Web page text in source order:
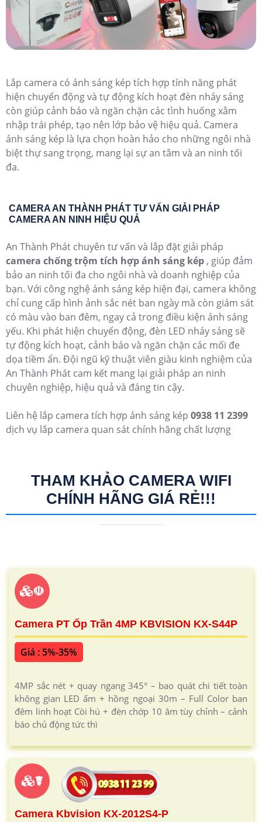
Lắp camera có ánh sáng kép tích hợp tính năng phát
hiện chuyển động và tự động kích hoạt đèn nháy sáng
còn giúp cảnh báo và ngăn chặn các tình huống xâm
nhập trái phép, tạo nên lớp bảo vệ hiệu quả. Camera
ánh sáng kép là lựa chọn hoàn hảo cho những ngôi nhà
biệt thự sang trọng, mang lại sự an tâm và an ninh tối
đa.
CAMERA AN THÀNH PHÁT TƯ VẤN GIẢI PHÁP
CAMERA AN NINH HIỆU QUẢ
An Thành Phát chuyên tư vấn và lắp đặt giải pháp
camera chống trộm tích hợp ánh sáng kép , giúp đảm
bảo an ninh tối đa cho ngôi nhà và doanh nghiệp của
bạn. Với công nghệ ánh sáng kép hiện đại, camera không
chỉ cung cấp hình ảnh sắc nét ban ngày mà còn giám sát
có màu vào ban đêm, ngay cả trong điều kiện ánh sáng
yếu. Khi phát hiện chuyển động, đèn LED nháy sáng sẽ
tự động kích hoạt, cảnh báo và ngăn chặn các mối đe
dọa tiềm ẩn. Đội ngũ kỹ thuật viên giàu kinh nghiệm của
An Thành Phát cam kết mang lại giải pháp an ninh
chuyên nghiệp, hiệu quả và đáng tin cậy.
Liên hệ lắp camera tích hợp ánh sáng kép 0938 11 2399
dịch vụ lắp camera quan sát chính hãng chất lượng
THAM KHẢO CAMERA WIFI
CHÍNH HÃNG GIÁ RẺ!!!
☫
Camera PT Ốp Trần 4MP KBVISION KX-S44P
Giá : 5%-35%
4MP sắc nét + quay ngang 345° – bao quát chi tiết toàn
không gian LED ấm + hồng ngoại 30m – Full Color ban
đêm linh hoạt Còi hú + đèn chớp 10 âm tùy chỉnh – cảnh
báo chủ động tức thì
☤
Camera Kbvision KX-2012S4-P